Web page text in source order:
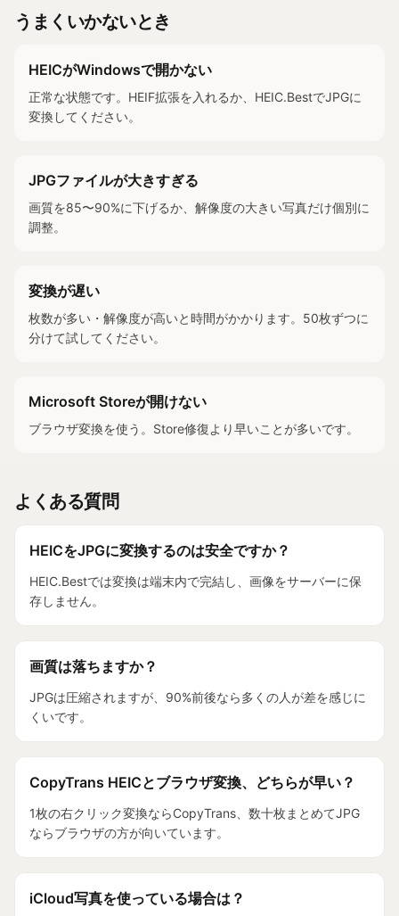
うまくいかないとき
HEICがWindowsで開かない
正常な状態です。HEIF拡張を入れるか、HEIC.BestでJPGに
変換してください。
JPGファイルが大きすぎる
画質を85〜90%に下げるか、解像度の大きい写真だけ個別に
調整。
変換が遅い
枚数が多い・解像度が高いと時間がかかります。50枚ずつに
分けて試してください。
Microsoft Storeが開けない
ブラウザ変換を使う。Store修復より早いことが多いです。
よくある質問
HEICをJPGに変換するのは安全ですか？
HEIC.Bestでは変換は端末内で完結し、画像をサーバーに保
存しません。
画質は落ちますか？
JPGは圧縮されますが、90%前後なら多くの人が差を感じに
くいです。
CopyTrans HEICとブラウザ変換、どちらが早い？
1枚の右クリック変換ならCopyTrans、数十枚まとめてJPG
ならブラウザの方が向いています。
iCloud写真を使っている場合は？